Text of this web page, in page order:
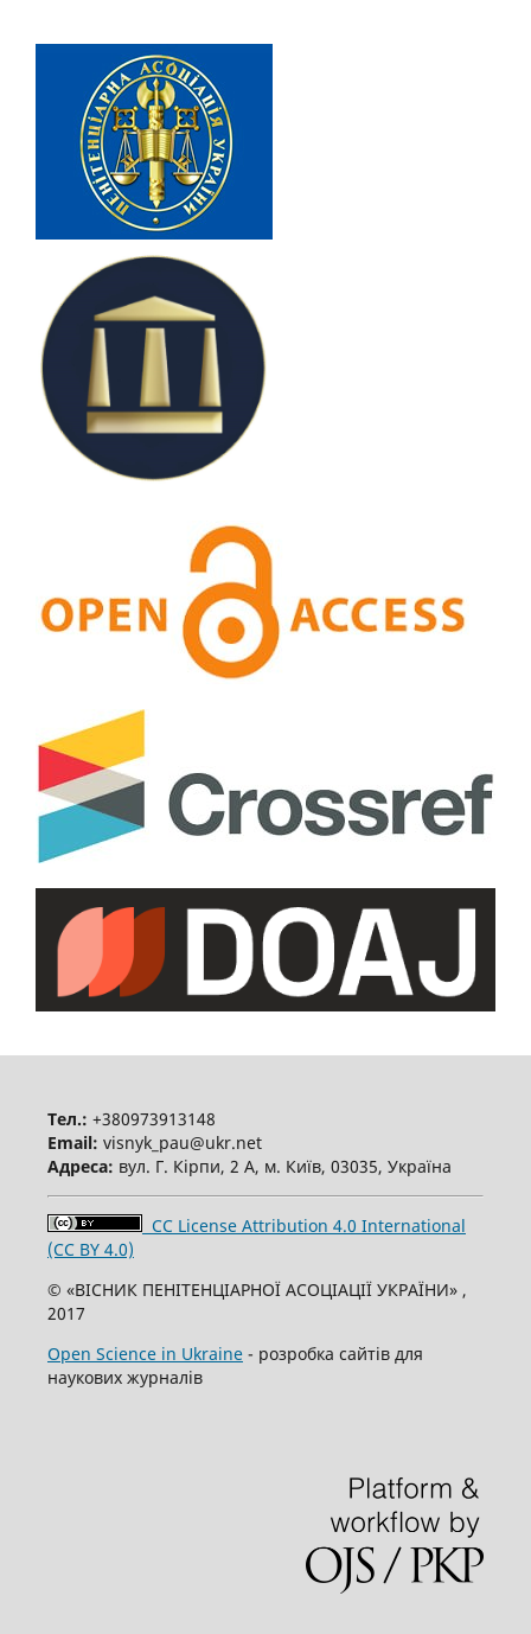
Тел.: +380973913148
Email: visnyk_pau@ukr.net
Адреса: вул. Г. Кірпи, 2 А, м. Київ, 03035, Україна
CC License Attribution 4.0 International
(CC BY 4.0)
© «ВІСНИК ПЕНІТЕНЦІАРНОЇ АСОЦІАЦІЇ УКРАЇНИ» ,
2017
Open Science in Ukraine- розробка сайтів для
наукових журналів